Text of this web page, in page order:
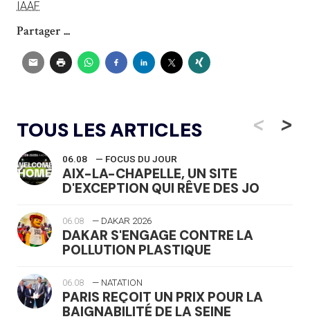
IAAF
Partager ...
TOUS LES ARTICLES <
06.08 — FOCUS DU JOUR
AIX-LA-CHAPELLE, UN SITE
D'EXCEPTION QUI RÊVE DES JO
06.08 — DAKAR 2026
DAKAR S'ENGAGE CONTRE LA
POLLUTION PLASTIQUE
06.08 — NATATION
PARIS REÇOIT UN PRIX POUR LA
BAIGNABILITÉ DE LA SEINE
>